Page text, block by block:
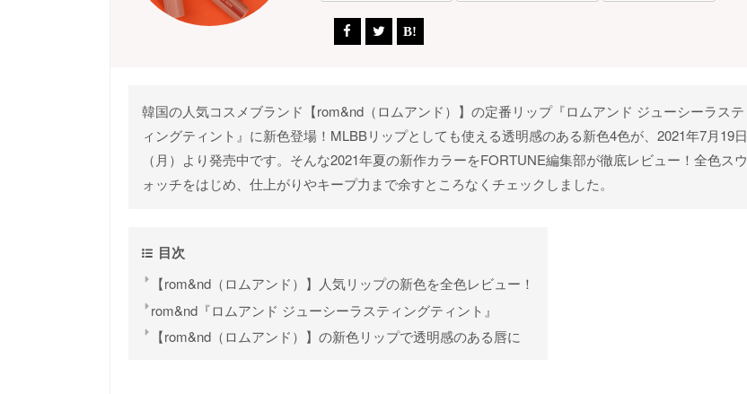
韓国の人気コスメブランド【rom&nd（ロムアンド）】の定番リップ『ロムアンド ジューシーラステ
ィングティント』に新色登場！MLBBリップとしても使える透明感のある新色4色が、2021年7月19日
（月）より発売中です。そんな2021年夏の新作カラーをFORTUNE編集部が徹底レビュー！全色スウ
ォッチをはじめ、仕上がりやキープ力まで余すところなくチェックしました。
目次
【rom&nd（ロムアンド）】人気リップの新色を全色レビュー！
rom&nd『ロムアンド ジューシーラスティングティント』
【rom&nd（ロムアンド）】の新色リップで透明感のある唇に